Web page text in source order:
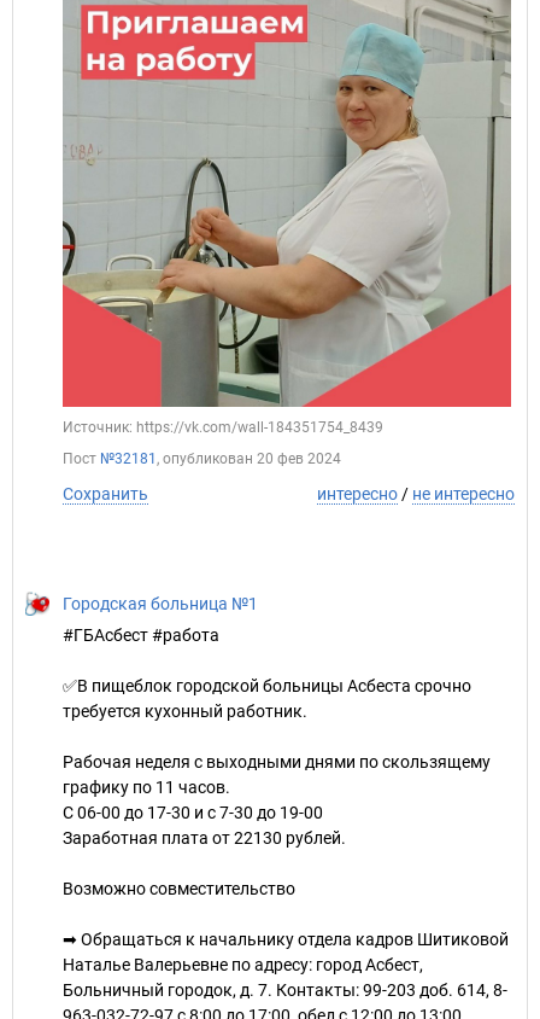
Источник: https://vk.com/wall-184351754_8439
Пост №32181 , опубликован 20 фев 2024
Сохранить интересно / не интересно
Городская больница №1
#ГБАсбест #работа
✅В пищеблок городской больницы Асбеста срочно
требуется кухонный работник.
Рабочая неделя с выходными днями по скользящему
графику по 11 часов.
С 06-00 до 17-30 и с 7-30 до 19-00
Заработная плата от 22130 рублей.
Возможно совместительство
➡ Обращаться к начальнику отдела кадров Шитиковой
Наталье Валерьевне по адресу: город Асбест,
Больничный городок, д. 7. Контакты: 99-203 доб. 614, 8-
963-032-72-97 с 8:00 до 17:00, обед с 12:00 до 13:00.